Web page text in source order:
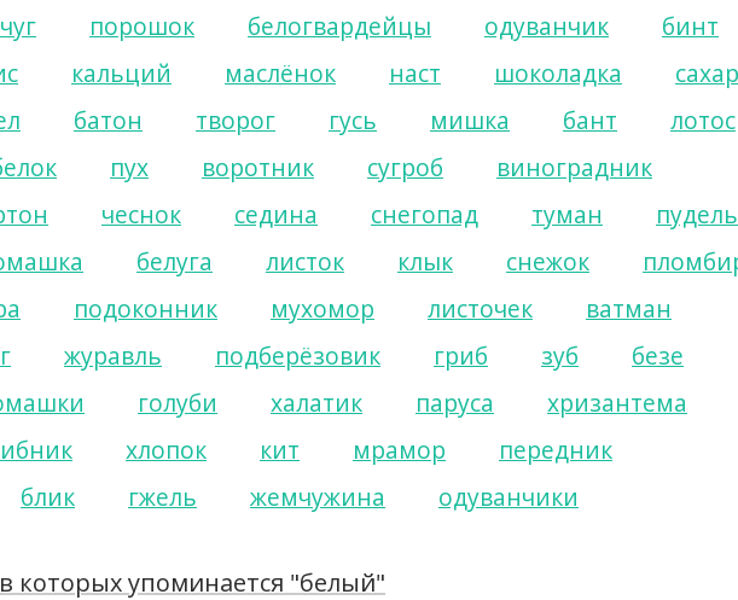
порошок белогвардейцы одуванчик
бинт
кальций маслёнок наст шоколадка
сахар
батон творог гусь мишка бант
лотос
пух воротник сугроб
виноградник
чеснок седина снегопад туман
пудель
белуга листок клык снежок
подоконник мухомор листочек
ватман
журавль подберёзовик гриб зуб
безе
голуби халатик паруса
хризантема
хлопок кит мрамор
передник
блик гжель жемчужина одуванчики
которых упоминается "белый"